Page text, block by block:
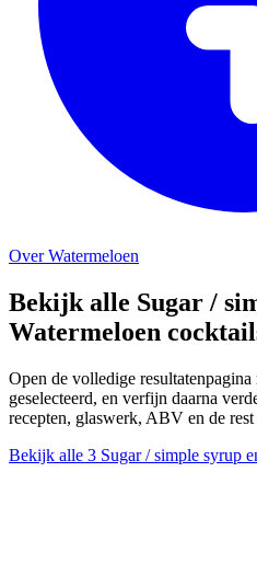
Over Watermeloen
Bekijk alle Sugar /
Watermeloen
Open de volledige
geselecteerd, en verfijn daarna
recepten, glaswerk, ABV en de
Bekijk alle 3 Sugar / simple syrup